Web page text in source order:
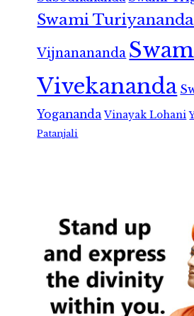
Swami Turiyananda
Vijnanananda
Vivekananda
Yogananda Vinayak Lohani
Patanjali